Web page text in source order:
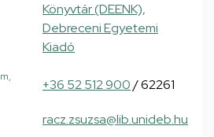
Könyvtár (DEENK),
Debreceni Egyetemi
Kiadó
+36 52 512 900/ 62261
racz.zsuzsa@lib.unideb.hu